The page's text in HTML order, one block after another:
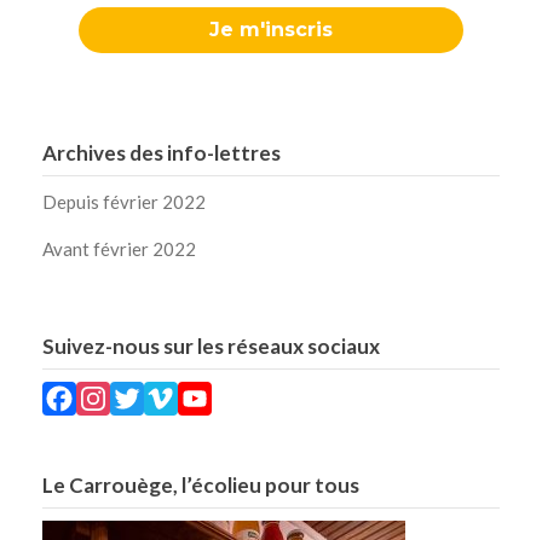
Archives des info-lettres
Depuis février 2022
Avant février 2022
Suivez-nous sur les réseaux sociaux
Facebook
Instagram
Twitter
Vimeo
Le Carrouège, l’écolieu pour tous